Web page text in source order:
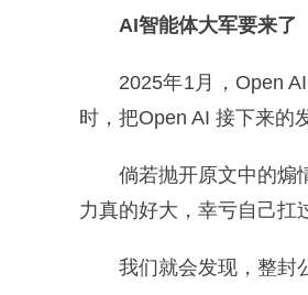
AI智能体大军要来了
2025年1月，Open
时，把Open AI 接下来的
倘若抛开原文中的煽
力真的好大，幸亏自己扛
我们就会发现，整封